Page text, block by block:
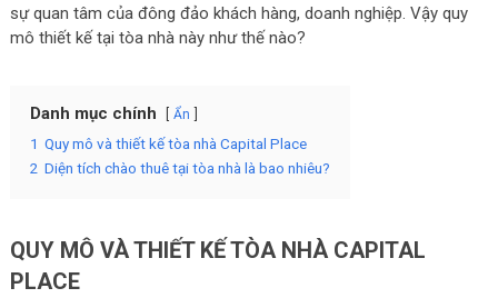
sự quan tâm của đông đảo khách hàng, doanh nghiệp. Vậy quy
mô thiết kế tại tòa nhà này như thế nào?
Danh mục chính Ẩn
1 Quy mô và thiết kế tòa nhà Capital Place
2 Diện tích chào thuê tại tòa nhà là bao nhiêu?
QUY MÔ VÀ THIẾT KẾ TÒA NHÀ CAPITAL
PLACE